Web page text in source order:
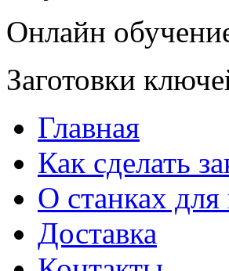
Онлайн
Заготовки
Главная
Как сделать
О станках
Доставка